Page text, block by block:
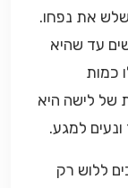
ישלש את נפחו.
עד שהיא
כמות
של לישה היא
למגע.
ללוש רק